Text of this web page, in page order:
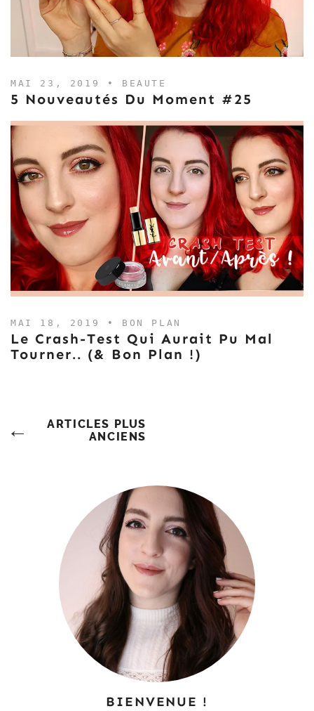
MAI 23, 2019 • BEAUTE
5 Nouveautés Du Moment #25
MAI 18, 2019 • BON PLAN
Le Crash-Test Qui Aurait Pu Mal
Tourner.. (& Bon Plan !)
Navigation
ARTICLES PLUS
ANCIENS
BIENVENUE !